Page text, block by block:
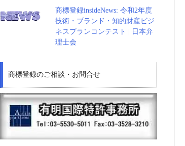
商標登録insideNews: 令和2年度
技術・ブランド・知的財産ビジ
ネスプランコンテスト | 日本弁
理士会
商標登録のご相談・お問合せ